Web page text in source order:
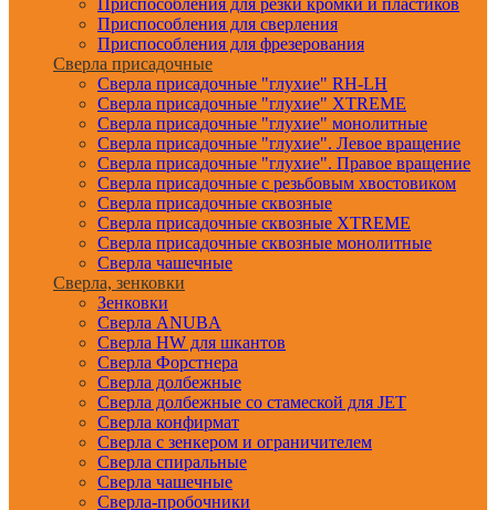
Приспособления для резки кромки и пластиков
Приспособления для сверления
Приспособления для фрезерования
Сверла присадочные
Сверла присадочные "глухие" RH-LH
Сверла присадочные "глухие" XTREME
Сверла присадочные "глухие" монолитные
Сверла присадочные "глухие". Левое вращение
Сверла присадочные "глухие". Правое вращение
Сверла присадочные с резьбовым хвостовиком
Сверла присадочные сквозные
Сверла присадочные сквозные XTREME
Сверла присадочные сквозные монолитные
Сверла чашечные
Сверла, зенковки
Зенковки
Сверла ANUBA
Сверла HW для шкантов
Сверла Форстнера
Сверла долбежные
Сверла долбежные со стамеской для JET
Сверла конфирмат
Сверла с зенкером и ограничителем
Сверла спиральные
Сверла чашечные
Сверла-пробочники